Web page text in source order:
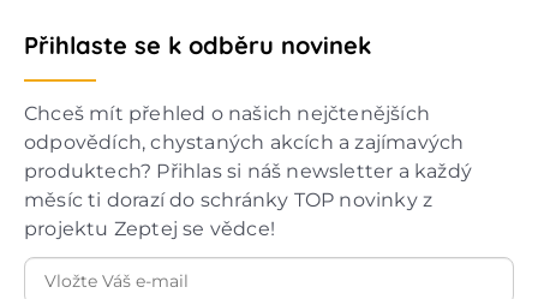
Přihlaste se k odběru novinek
Chceš mít přehled o našich nejčtenějších
odpovědích, chystaných akcích a zajímavých
produktech? Přihlas si náš newsletter a každý
měsíc ti dorazí do schránky TOP novinky z
projektu Zeptej se vědce!